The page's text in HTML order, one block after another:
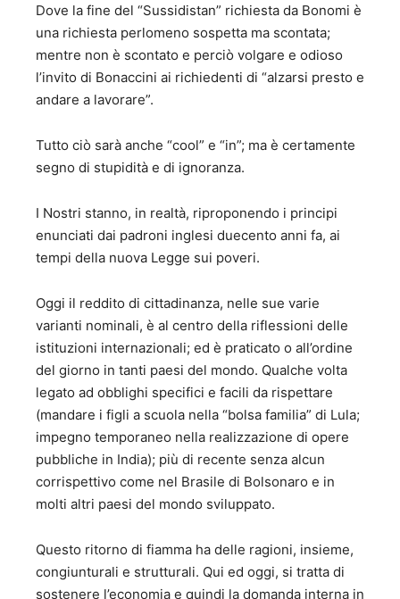
Dove la fine del “Sussidistan” richiesta da Bonomi è
una richiesta perlomeno sospetta ma scontata;
mentre non è scontato e perciò volgare e odioso
l’invito di Bonaccini ai richiedenti di “alzarsi presto e
andare a lavorare”.
Tutto ciò sarà anche “cool” e “in”; ma è certamente
segno di stupidità e di ignoranza.
I Nostri stanno, in realtà, riproponendo i principi
enunciati dai padroni inglesi duecento anni fa, ai
tempi della nuova Legge sui poveri.
Oggi il reddito di cittadinanza, nelle sue varie
varianti nominali, è al centro della riflessioni delle
istituzioni internazionali; ed è praticato o all’ordine
del giorno in tanti paesi del mondo. Qualche volta
legato ad obblighi specifici e facili da rispettare
(mandare i figli a scuola nella “bolsa familia” di Lula;
impegno temporaneo nella realizzazione di opere
pubbliche in India); più di recente senza alcun
corrispettivo come nel Brasile di Bolsonaro e in
molti altri paesi del mondo sviluppato.
Questo ritorno di fiamma ha delle ragioni, insieme,
congiunturali e strutturali. Qui ed oggi, si tratta di
sostenere l’economia e quindi la domanda interna in